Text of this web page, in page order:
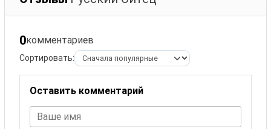
0комментариев
Сортировать:
Оставить комментарий
Ваше имя